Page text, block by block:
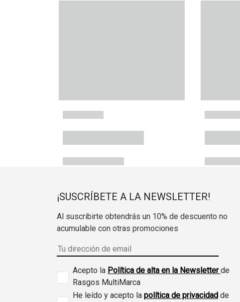
¡SUSCRÍBETE A LA NEWSLETTER!
Al suscribirte obtendrás un 10% de descuento no
acumulable con otras promociones
Acepto la Política de alta en la Newsletterde
Rasgos MultiMarca
He leído y acepto la política de privacidad de